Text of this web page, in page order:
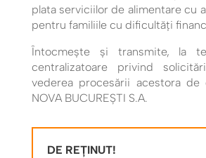
plata serviciilor de alimentare cu
pentru familiile cu dificultăţi
Întocmeşte şi transmite, la
centralizatoare privind
vederea procesării acestora de
NOVA BUCUREȘTI S.A.
DE REȚINUT!